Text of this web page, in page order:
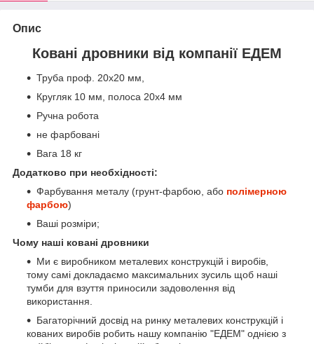
Опис
Ковані дровники від компанії ЕДЕМ
Труба проф. 20х20 мм,
Кругляк 10 мм, полоса 20х4 мм
Ручна робота
не фарбовані
Вага 18 кг
Додатково при необхідності:
Фарбування металу (грунт-фарбою, або полімерною
фарбою)
Ваші розміри;
Чому наші ковані дровники
Ми є виробником металевих конструкцій і виробів,
тому самі докладаємо максимальних зусиль щоб наші
тумби для взуття приносили задоволення від
використання.
Багаторічний досвід на ринку металевих конструкцій і
кованих виробів робить нашу компанію "ЕДЕМ" однією з